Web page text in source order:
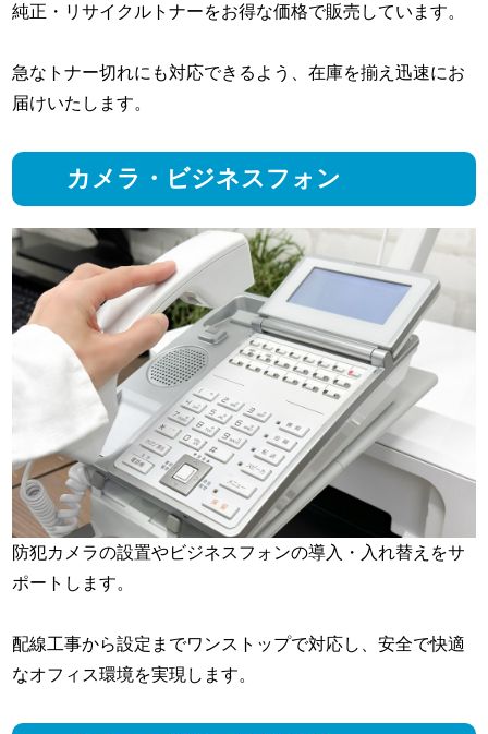
純正・リサイクルトナーをお得な価格で販売しています。
急なトナー切れにも対応できるよう、在庫を揃え迅速にお
届けいたします。
カメラ・ビジネスフォン
防犯カメラの設置やビジネスフォンの導入・入れ替えをサ
ポートします。
配線工事から設定までワンストップで対応し、安全で快適
なオフィス環境を実現します。